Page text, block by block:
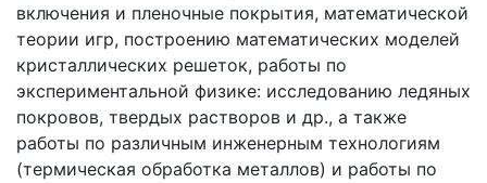
включения и пленочные покрытия, математической
теории игр, построению математических моделей
кристаллических решеток, работы по
экспериментальной физике: исследованию ледяных
покровов, твердых растворов и др., а также
работы по различным инженерным технологиям
(термическая обработка металлов) и работы по